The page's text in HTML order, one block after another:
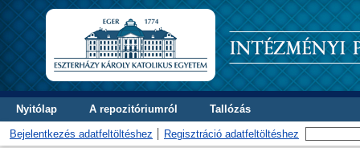
Nyitólap A repozitóriumról Tallózás
Bejelentkezés adatfeltöltéshez Regisztráció adatfeltöltéshez